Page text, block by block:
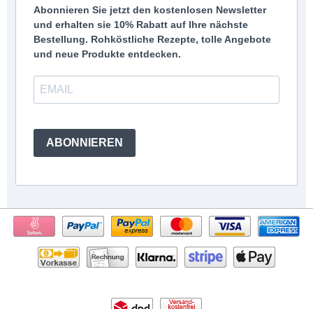
Abonnieren Sie jetzt den kostenlosen Newsletter
und erhalten sie 10% Rabatt auf Ihre nächste
Bestellung. Rohköstliche Rezepte, tolle Angebote
und neue Produkte entdecken.
ABONNIEREN